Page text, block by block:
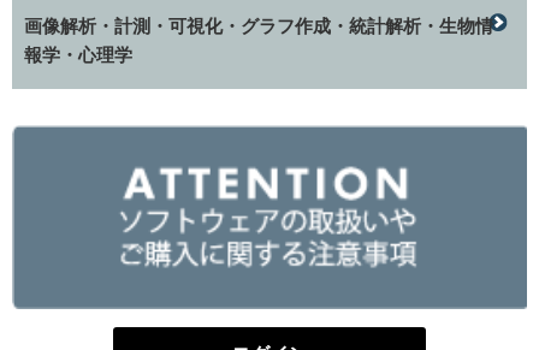
画像解析・計測・可視化・グラフ作成・統計解析・生物情
報学・心理学